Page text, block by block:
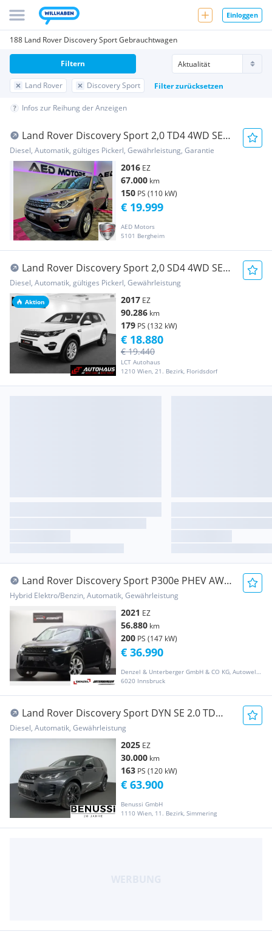
Einloggen
188 Land Rover Discovery Sport Gebrauchtwagen
Land Rover Discovery Sport Filter zurücksetzen
Filtern
Infos zur Reihung der Anzeigen
Land Rover Discovery Sport 2,0 TD4 4WD SE
Aut.
Diesel, Automatik, gültiges Pickerl, Gewährleistung, Garantie
2016 EZ
67.000 km
150 PS (110 kW)
AED Motors
5101 Bergheim
€ 19.999
Aktion
Land Rover Discovery Sport 2,0 SD4 4WD SE
Aut. | 1.BESITZ |
Diesel, Automatik, gültiges Pickerl, Gewährleistung
2017 EZ
90.286 km
179 PS (132 kW)
LCT Autohaus
1210 Wien, 21. Bezirk, Floridsdorf
€ 19.440
€ 18.880
Land Rover Discovery Sport P300e PHEV AWD
SE Aut.
Hybrid Elektro/Benzin, Automatik, Gewährleistung
2021 EZ
56.880 km
200 PS (147 kW)
Denzel & Unterberger GmbH & CO KG, Autowelt Innsbruck
6020 Innsbruck
€ 36.990
Land Rover Discovery Sport DYN SE 2.0 TD
163HP MHEV AWD A9
Diesel, Automatik, Gewährleistung
2025 EZ
30.000 km
163 PS (120 kW)
Benussi GmbH
1110 Wien, 11. Bezirk, Simmering
€ 63.900